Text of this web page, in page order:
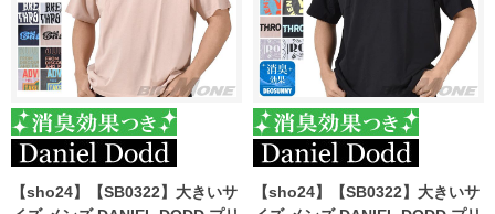
【sho24】【SB0322】大きいサ
【sho24】【SB0322】大きいサ